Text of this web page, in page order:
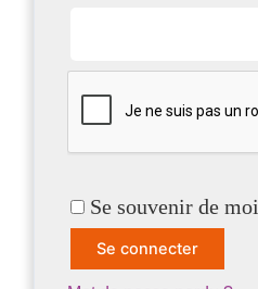
Se souvenir de moi
Se connecter